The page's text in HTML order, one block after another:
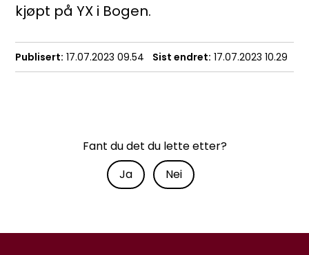
kjøpt på YX i Bogen.
Publisert 17.07.2023 09.54 Sist endret 17.07.2023 10.29
Fant du det du lette etter?
Ja
Nei